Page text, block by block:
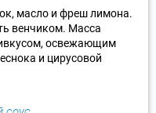
масло и фреш лимона.
венчиком. Масса
освежающим
и цирусовой